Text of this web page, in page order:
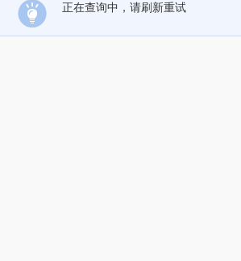
正在查询中，请刷新重试